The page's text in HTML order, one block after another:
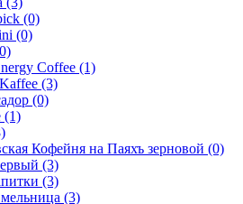
(0)
(0)
Coffee (1)
(3)
(0)
(1)
Кофейня на Паяхъ зерновой (0)
(3)
(3)
(3)